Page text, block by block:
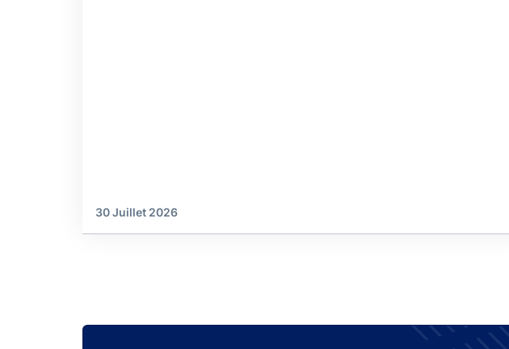
30 Juillet 2026